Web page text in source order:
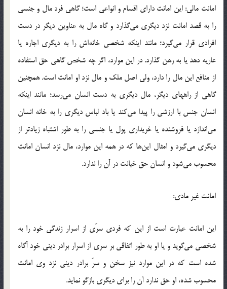
امانت مالی: این امانت دارای اقسام و انواعی است؛ گاهی فرد مال و جنسی
را به قصد امانت نزد دیگری می‌گذارد و گاه مال به عناوین دیگر در دست
افرادی قرار می‌گیرد؛ مانند اینکه شخصی خانه‌اش را به دیگری اجاره یا
عاریه دهد یا به رهن گذارد. در این موارد، اگر چه شخص گاهی حق استفاده
از منافع این مال را دارد، ولی اصل ملک و مال نزد او امانت است. همچنین
گاهی از راههای دیگر، مال دیگری به دست انسان می‌رسد؛ مانند اینکه
انسان جنس با ارزشی را پیدا می‌کند یا باد لباس دیگری را به خانه انسان
می‌اندازد یا فروشنده یا خریداری پول یا جنسی را به طور اشتباه زیادتر از
دیگری می‌گیرد و امثال این‌ها که در همه این موارد، مال نزد انسان امانت
محسوب می‌شود و انسان حق خیانت در آن را ندارد.
امانت غیر مادی:
این امانت عبارت است از این که فردی سرّی از اسرار زندگی خود را به
شخصی می‌گوید و یا او به طور اتفاقی بر سری از اسرار برادر دینی خود آگاه
شده است که در این موارد نیز سخن و سرّ برادر دینی نزد وی امانت
محسوب شده، او حق ندارد آن را برای دیگری بازگو نماید.